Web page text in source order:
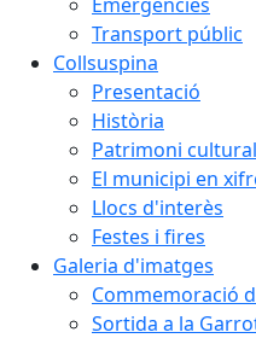
Transport públic
Collsuspina
Presentació
Història
Patrimoni cultural
El municipi en
Llocs d'interès
Festes i fires
Galeria d'imatges
Commemoració
Sortida a la